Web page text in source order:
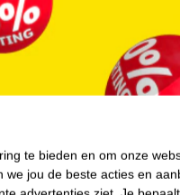
te bieden en om onze
we jou de beste acties en